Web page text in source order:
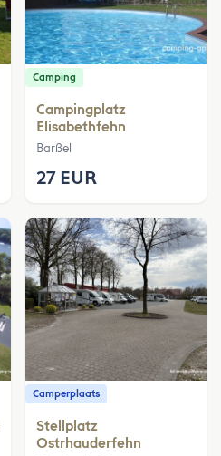
Camping
Campingplatz
Elisabethfehn
Barßel
27 EUR
Camperplaats
Stellplatz
Ostrhauderfehn